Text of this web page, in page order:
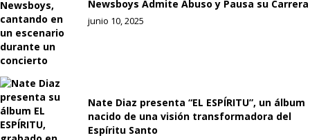
Newsboys Admite Abuso y Pausa su Carrera
junio 10, 2025
Nate Diaz presenta “EL ESPÍRITU”, un álbum
nacido de una visión transformadora del
Espíritu Santo